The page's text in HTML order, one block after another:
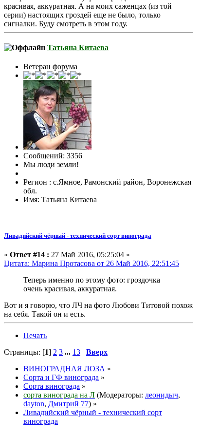
красивая, аккуратная. А на моих саженцах (из той
серии) настоящих гроздей еще не было, только
сигналки. Буду смотреть в этом году.
Татьяна Китаева
Ветеран форума
Сообщений: 3356
Мы люди земли!
Регион : с.Ямное, Рамонский район, Воронежская
обл.
Имя: Татьяна Китаева
Ливадийский чёрный - технический сорт винограда
« Ответ #14 : 27 Май 2016, 05:25:04 »
Цитата: Марина Протасова от 26 Май 2016, 22:51:45
Теперь именно по этому фото: гроздочка
очень красивая, аккуратная.
Вот и я говорю, что ЛЧ на фото Любови Титовой похож
на себя. Такой он и есть.
Печать
Страницы: [1] 2 3 ... 13
Вверх
ВИНОГРАДНАЯ ЛОЗА »
Сорта и ГФ винограда »
Сорта винограда »
сорта винограда на Л (Модераторы: леонидыч,
dayton, Дмитрий 77) »
Ливадийский чёрный - технический сорт
винограда